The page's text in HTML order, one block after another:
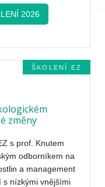
ŠKOLENÍ EZ
změny
s prof. Knutem
odborníkem na
a management
s nízkými vnějšími
2026